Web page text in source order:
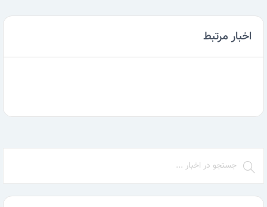
اخبار مرتبط